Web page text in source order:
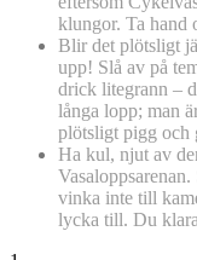
klungor. Ta hand
Blir det plötsligt
upp! Slå av på
drick litegrann –
långa lopp; man
plötsligt pigg och
Ha kul, njut av
vinka inte till
lycka till. Du